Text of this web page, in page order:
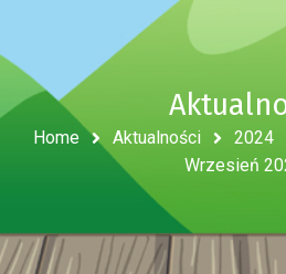
Home Aktualności 2024
Wrzesień